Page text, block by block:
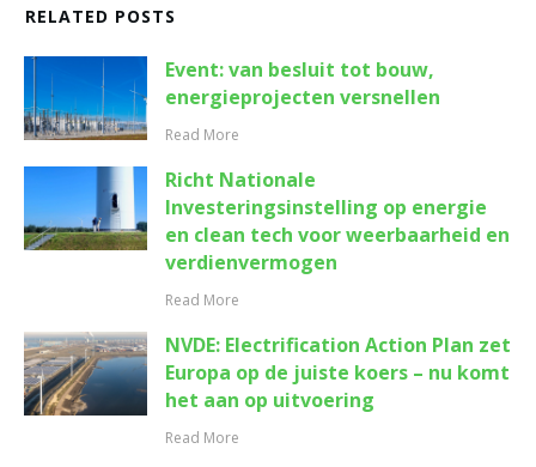
RELATED POSTS
Event: van besluit tot bouw,
energieprojecten versnellen
Read More
Richt Nationale
Investeringsinstelling op energie
en clean tech voor weerbaarheid en
verdienvermogen
Read More
NVDE: Electrification Action Plan zet
Europa op de juiste koers – nu komt
het aan op uitvoering
Read More